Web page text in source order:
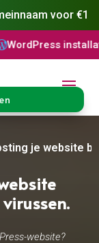
voor €1
installatieDNS
je website
website?